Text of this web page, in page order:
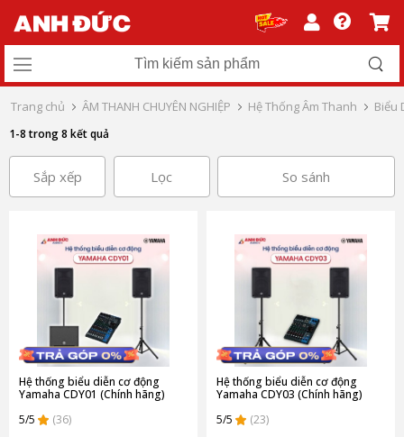
Trang chủ ÂM THANH CHUYÊN NGHIỆP Hệ Thống Âm Thanh Biểu
1-8 trong 8 kết quả
Sắp xếp Lọc So sánh
Hệ thống biểu diễn cơ động
Yamaha CDY01 (Chính hãng)
5/5
(36)
Hệ thống biểu diễn cơ động
Yamaha CDY03 (Chính hãng)
5/5
(23)